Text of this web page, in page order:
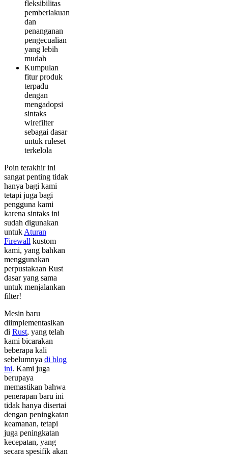
fleksibilitas
pemberlakuan
dan
penanganan
pengecualian
yang lebih
mudah
Kumpulan
fitur produk
terpadu
dengan
mengadopsi
sintaks
wirefilter
sebagai dasar
untuk ruleset
terkelola
Poin terakhir ini
sangat penting tidak
hanya bagi kami
tetapi juga bagi
pengguna kami
karena sintaks ini
sudah digunakan
untuk Aturan
Firewall kustom
kami, yang bahkan
menggunakan
perpustakaan Rust
dasar yang sama
untuk menjalankan
filter!
Mesin baru
diimplementasikan
di Rust, yang telah
kami bicarakan
beberapa kali
sebelumnya di blog
ini. Kami juga
berupaya
memastikan bahwa
penerapan baru ini
tidak hanya disertai
dengan peningkatan
keamanan, tetapi
juga peningkatan
kecepatan, yang
secara spesifik akan